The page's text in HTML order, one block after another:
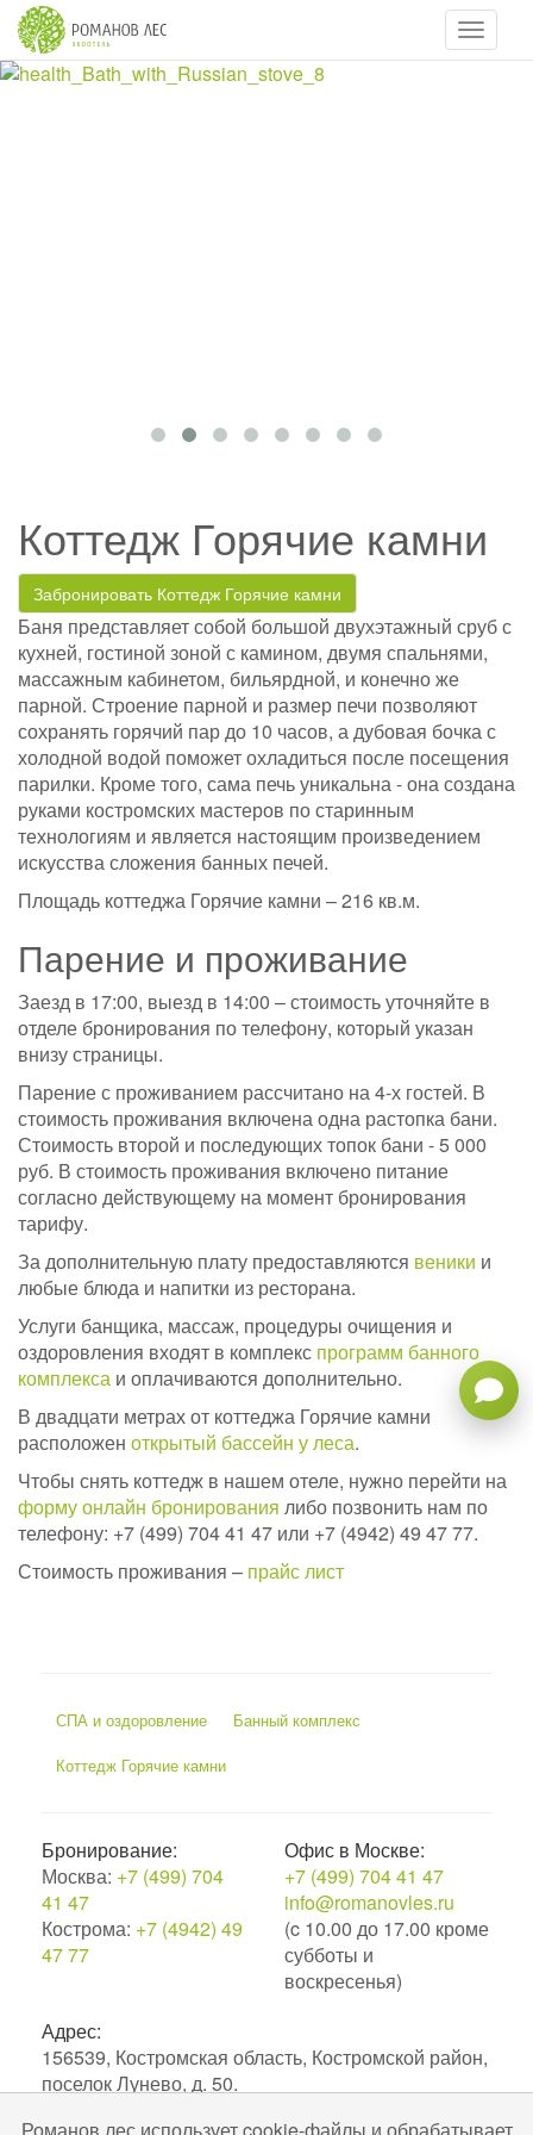
Коттедж Горячие камни
Забронировать Коттедж Горячие камни
Баня представляет собой большой двухэтажный сруб с
кухней, гостиной зоной с камином, двумя спальнями,
массажным кабинетом, бильярдной, и конечно же
парной. Строение парной и размер печи позволяют
сохранять горячий пар до 10 часов, а дубовая бочка с
холодной водой поможет охладиться после посещения
парилки. Кроме того, сама печь уникальна - она создана
руками костромских мастеров по старинным
технологиям и является настоящим произведением
искусства сложения банных печей.
Площадь коттеджа Горячие камни – 216 кв.м.
Парение и проживание
Заезд в 17:00, выезд в 14:00 – стоимость уточняйте в
отделе бронирования по телефону, который указан
внизу страницы.
Парение с проживанием рассчитано на 4-х гостей. В
стоимость проживания включена одна растопка бани.
Стоимость второй и последующих топок бани - 5 000
руб. В стоимость проживания включено питание
согласно действующему на момент бронирования
тарифу.
За дополнительную плату предоставляются веники и
любые блюда и напитки из ресторана.
Услуги банщика, массаж, процедуры очищения и
оздоровления входят в комплекс программ банного
комплекса и оплачиваются дополнительно.
В двадцати метрах от коттеджа Горячие камни
расположен открытый бассейн у леса.
Чтобы снять коттедж в нашем отеле, нужно перейти на
форму онлайн бронирования либо позвонить нам по
телефону: +7 (499) 704 41 47 или +7 (4942) 49 47 77.
Стоимость проживания – прайс лист
СПА и оздоровление
Банный комплекс
Коттедж Горячие камни
Бронирование:
Москва: +7 (499) 704
41 47
Кострома: +7 (4942) 49
47 77
Офис в Москве:
+7 (499) 704 41 47
info@romanovles.ru
(c 10.00 до 17.00 кроме
субботы и
воскресенья)
Адрес:
156539, Костромская область, Костромской район,
поселок Лунево, д. 50.